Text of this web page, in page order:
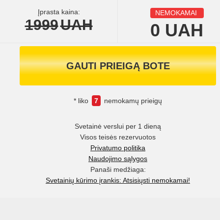
Įprasta kaina:
1999UAH
NEMOKAMAI
0 UAH
GAUTI PRIEIGĄ BOTE
* liko 7 nemokamų prieigų
Svetainė verslui per 1 dieną
Visos teisės rezervuotos
Privatumo politika
Naudojimo sąlygos
Panaši medžiaga:
Svetainių kūrimo įrankis: Atsisiųsti nemokamai!